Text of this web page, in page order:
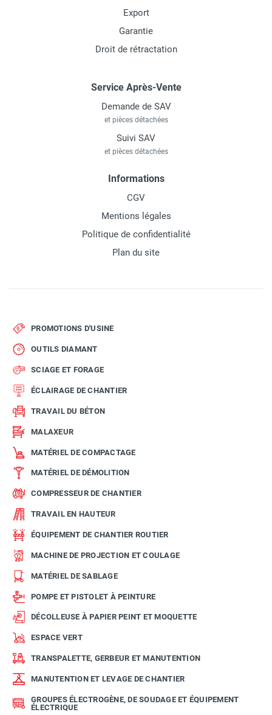
Export
Garantie
Droit de rétractation
Service Après-Vente
Demande de SAV
et pièces détachées
Suivi SAV
et pièces détachées
Informations
CGV
Mentions légales
Politique de confidentialité
Plan du site
PROMOTIONS D'USINE
OUTILS DIAMANT
SCIAGE ET FORAGE
ÉCLAIRAGE DE CHANTIER
TRAVAIL DU BÉTON
MALAXEUR
MATÉRIEL DE COMPACTAGE
MATÉRIEL DE DÉMOLITION
COMPRESSEUR DE CHANTIER
TRAVAIL EN HAUTEUR
ÉQUIPEMENT DE CHANTIER ROUTIER
MACHINE DE PROJECTION ET COULAGE
MATÉRIEL DE SABLAGE
POMPE ET PISTOLET À PEINTURE
DÉCOLLEUSE À PAPIER PEINT ET MOQUETTE
ESPACE VERT
TRANSPALETTE, GERBEUR ET MANUTENTION
MANUTENTION ET LEVAGE DE CHANTIER
GROUPES ÉLECTROGÈNE, DE SOUDAGE ET ÉQUIPEMENT
ÉLECTRIQUE